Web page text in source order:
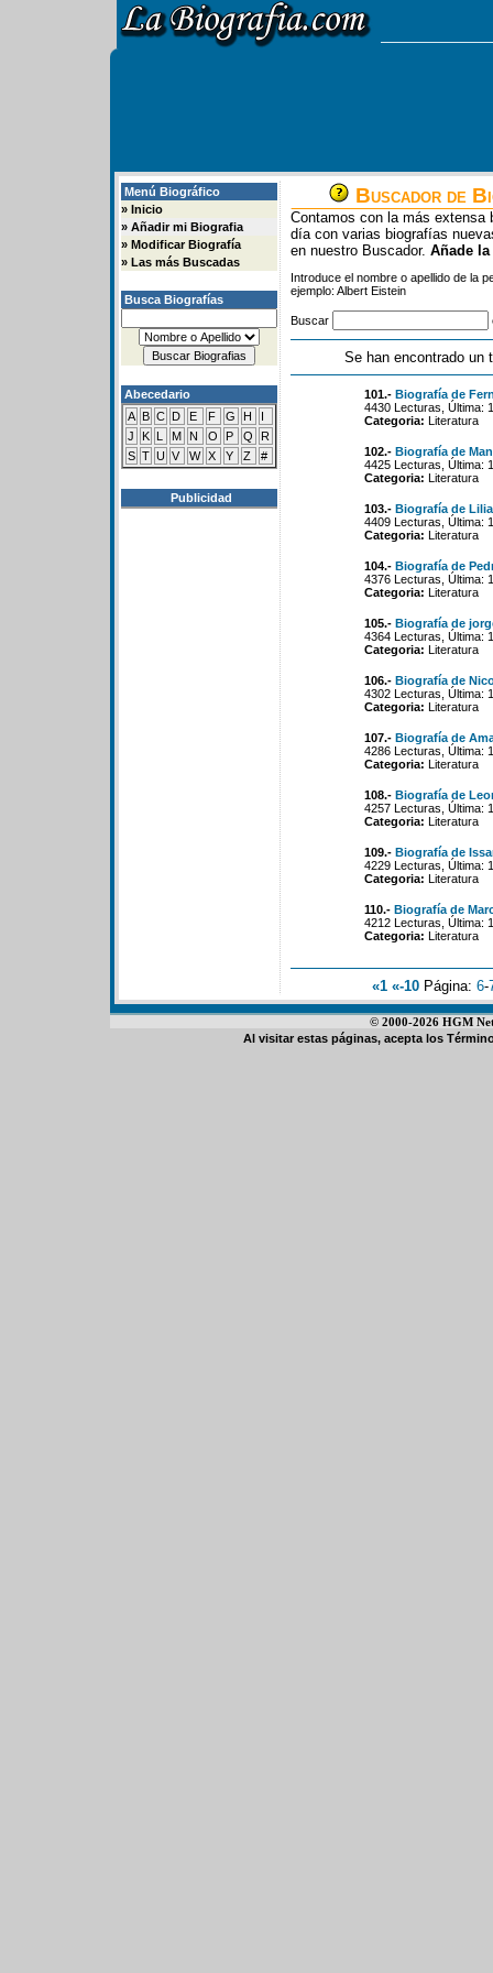
Menú Biográfico
» Inicio
» Añadir mi Biografia
» Modificar Biografía
» Las más Buscadas
Busca Biografías
Abecedario
A B C D E F G H
I
J
K L M N O P Q
R
S T U V W X Y Z #
Publicidad
Buscador de
Contamos con la más extensa
día con varias biografías
en nuestro Buscador. Añade
Introduce el nombre o apellido de la
ejemplo: Albert Eistein
Buscar
Se han encontrado un
101.- Biografía de
4430 Lecturas, Última:
Categoria: Literatura
102.- Biografía de
4425 Lecturas, Última:
Categoria: Literatura
103.- Biografía de
4409 Lecturas, Última:
Categoria: Literatura
104.- Biografía de
4376 Lecturas, Última:
Categoria: Literatura
105.- Biografía de
4364 Lecturas, Última:
Categoria: Literatura
106.- Biografía de
4302 Lecturas, Última:
Categoria: Literatura
107.- Biografía de
4286 Lecturas, Última:
Categoria: Literatura
108.- Biografía de
4257 Lecturas, Última:
Categoria: Literatura
109.- Biografía de
4229 Lecturas, Última:
Categoria: Literatura
110.- Biografía de
4212 Lecturas, Última:
Categoria: Literatura
«1 «-10 Página: 6-
© 2000-2026 HGM
Al visitar estas páginas, acepta los